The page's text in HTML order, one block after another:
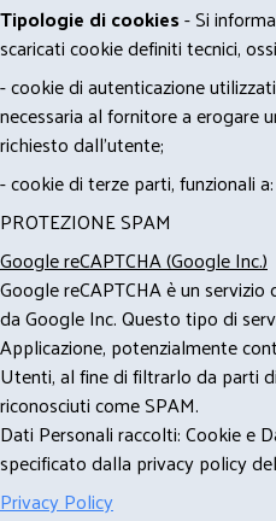
Tipologie di cookies- Si
scaricati cookie definiti tecnici,
- cookie di autenticazione
necessaria al fornitore a erogare
richiesto dall'utente;
- cookie di terze parti, funzionali a:
PROTEZIONE SPAM
Google reCAPTCHA (Google Inc.)
Google reCAPTCHA è un
da Google Inc. Questo tipo di
Applicazione, potenzialmente
Utenti, al fine di filtrarlo da parti
riconosciuti come SPAM.
Dati Personali raccolti: Cookie e
specificato dalla privacy policy
Privacy Policy